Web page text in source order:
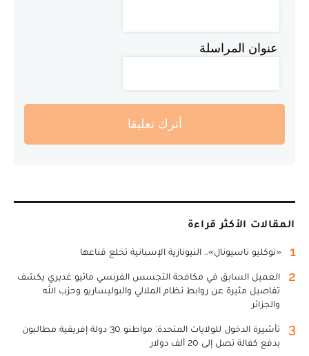
عنوان المراسلة
أترك تعليقا
المقالات الأكثر قراءة
1 «نوكليو ناسيونال».. النيونازية الإسبانية تخلع قناعها
2
العميل السابق في مكافحة التجسس الفرنسي ماثيو غديري يكشف
تفاصيل مثيرة عن روابط نظام الملالي والبوليساريو وحزب الله
والجزائر
3
تأشيرة الدخول للولايات المتحدة: مواطنو 30 دولة إفريقية مطالبون
بدفع كفالة تصل إلى 20 ألف دولار